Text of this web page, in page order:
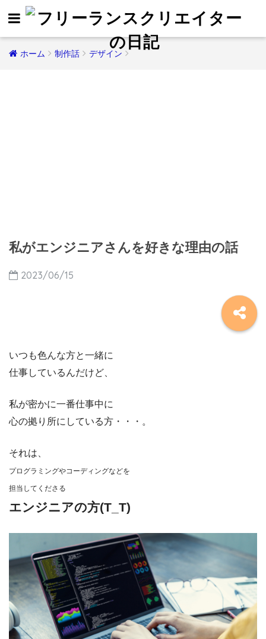
ホーム 制作話 デザイン
私がエンジニアさんを好きな理由の話
2023/06/15
いつも色んな方と一緒に
仕事しているんだけど、
私が密かに一番仕事中に
心の拠り所にしている方・・・。
それは、
プログラミングやコーディングなどを
担当してくださる
エンジニアの方(T_T)